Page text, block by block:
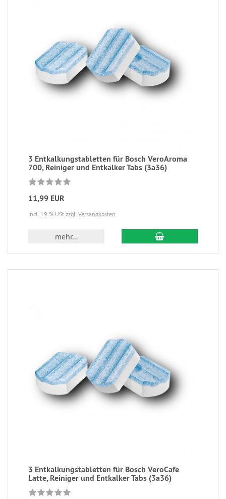
3 Entkalkungstabletten für Bosch VeroAroma
700, Reiniger und Entkalker Tabs (3a36)
11,99 EUR
incl. 19 % USt zzgl. Versandkosten
mehr...
3 Entkalkungstabletten für Bosch VeroCafe
Latte, Reiniger und Entkalker Tabs (3a36)